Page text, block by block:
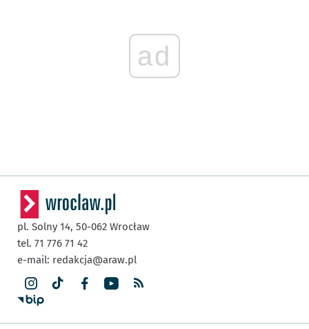
ad
pl. Solny 14, 50-062 Wrocław
tel. 71 776 71 42
e-mail: redakcja@araw.pl